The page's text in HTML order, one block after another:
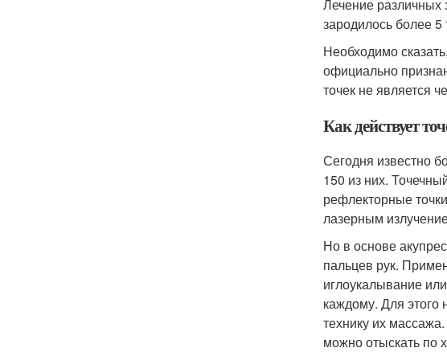
Лечение различных
зародилось более 5
Необходимо
официально
точек не является
Как действует
Сегодня известно
150 из них.
рефлекторные
лазерным
Но в основе
пальцев рук.
иглоукалывание
каждому. Для этого
технику их
можно отыскать по